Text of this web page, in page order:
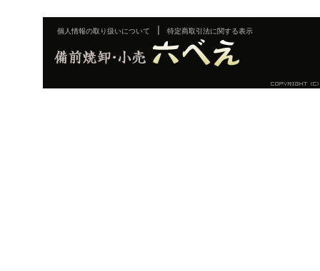
個人情報の取り扱いについて 特定商取引法に関する表示